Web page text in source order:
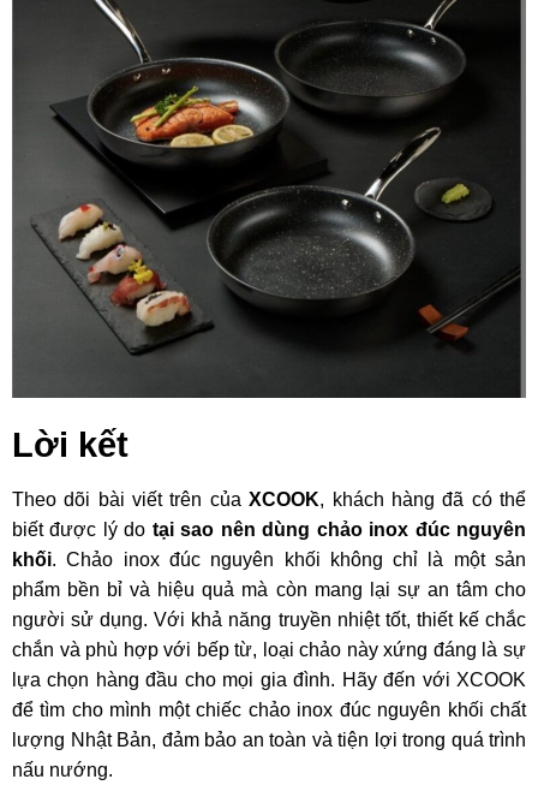
Lời kết
Theo dõi bài viết trên củaXCOOK, khách hàng đã có thể
biết được lý do tại sao nên dùng chảo inox đúc nguyên
khối. Chảo inox đúc nguyên khối không chỉ là một sản
phẩm bền bỉ và hiệu quả mà còn mang lại sự an tâm cho
người sử dụng. Với khả năng truyền nhiệt tốt, thiết kế chắc
chắn và phù hợp với bếp từ, loại chảo này xứng đáng là sự
lựa chọn hàng đầu cho mọi gia đình. Hãy đến với XCOOK
để tìm cho mình một chiếc chảo inox đúc nguyên khối chất
lượng Nhật Bản, đảm bảo an toàn và tiện lợi trong quá trình
nấu nướng.